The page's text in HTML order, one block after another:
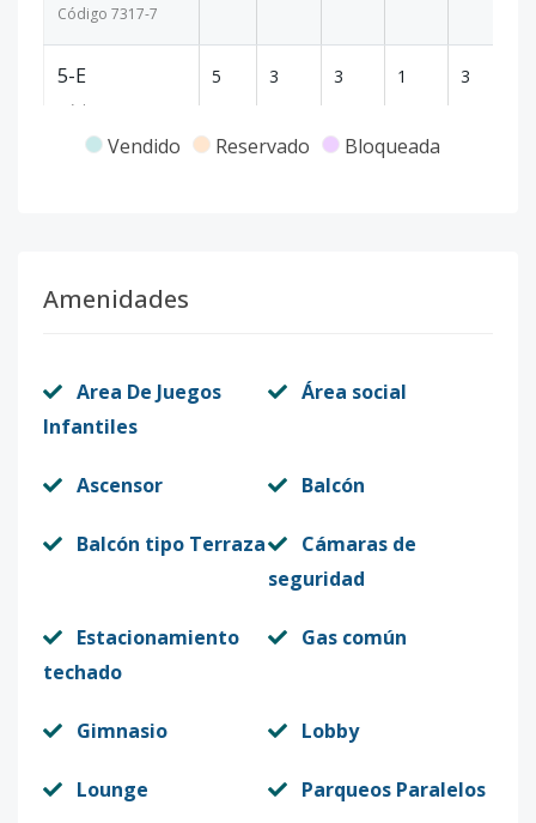
Código 7317-7
5-E
Código
5 3 3 1 3
Código 7317-10
Vendido Reservado Bloqueada
Amenidades
Area De Juegos
Infantiles
Área social
Ascensor Balcón
Balcón tipo Terraza
Cámaras de
seguridad
Estacionamiento
techado
Gas común
Gimnasio Lobby
Lounge Parqueos Paralelos